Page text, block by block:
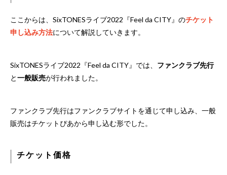
ここからは、SixTONESライブ2022『Feel da CITY』のチケット
申し込み方法について解説していきます。
SixTONESライブ2022『Feel da CITY』では、 ファンクラブ先行
と一般販売が行われました。
ファンクラブ先行はファンクラブサイトを通じて申し込み、一般
販売はチケットぴあから申し込む形でした。
チケット価格